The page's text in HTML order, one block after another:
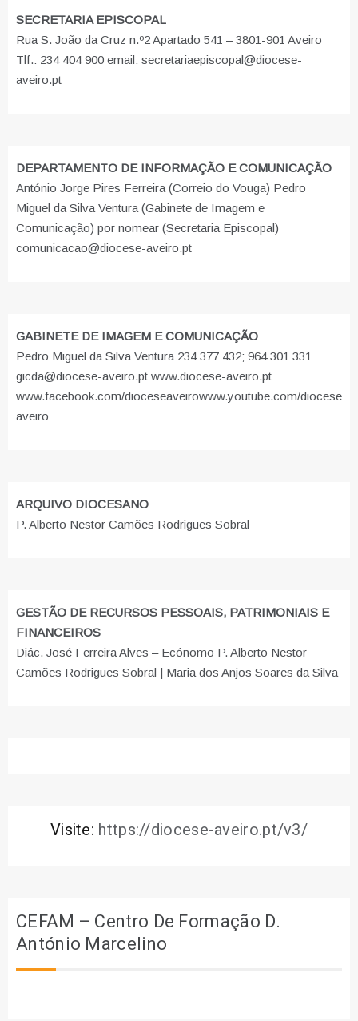
SECRETARIA EPISCOPAL
Rua S. João da Cruz n.º2 Apartado 541 – 3801-901 Aveiro
Tlf.: 234 404 900 email: secretariaepiscopal@diocese-
aveiro.pt
DEPARTAMENTO DE INFORMAÇÃO E COMUNICAÇÃO
António Jorge Pires Ferreira (Correio do Vouga) Pedro
Miguel da Silva Ventura (Gabinete de Imagem e
Comunicação) por nomear (Secretaria Episcopal)
comunicacao@diocese-aveiro.pt
GABINETE DE IMAGEM E COMUNICAÇÃO
Pedro Miguel da Silva Ventura 234 377 432; 964 301 331
gicda@diocese-aveiro.pt www.diocese-aveiro.pt
www.facebook.com/dioceseaveirowww.youtube.com/diocese
aveiro
ARQUIVO DIOCESANO
P. Alberto Nestor Camões Rodrigues Sobral
GESTÃO DE RECURSOS PESSOAIS, PATRIMONIAIS E
FINANCEIROS
Diác. José Ferreira Alves – Ecónomo P. Alberto Nestor
Camões Rodrigues Sobral | Maria dos Anjos Soares da Silva
Visite: https://diocese-aveiro.pt/v3/
CEFAM – Centro De Formação D.
António Marcelino